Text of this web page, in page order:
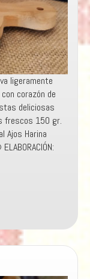
ligeramente
corazón de
deliciosas
frescos 150 gr.
Ajos Harina